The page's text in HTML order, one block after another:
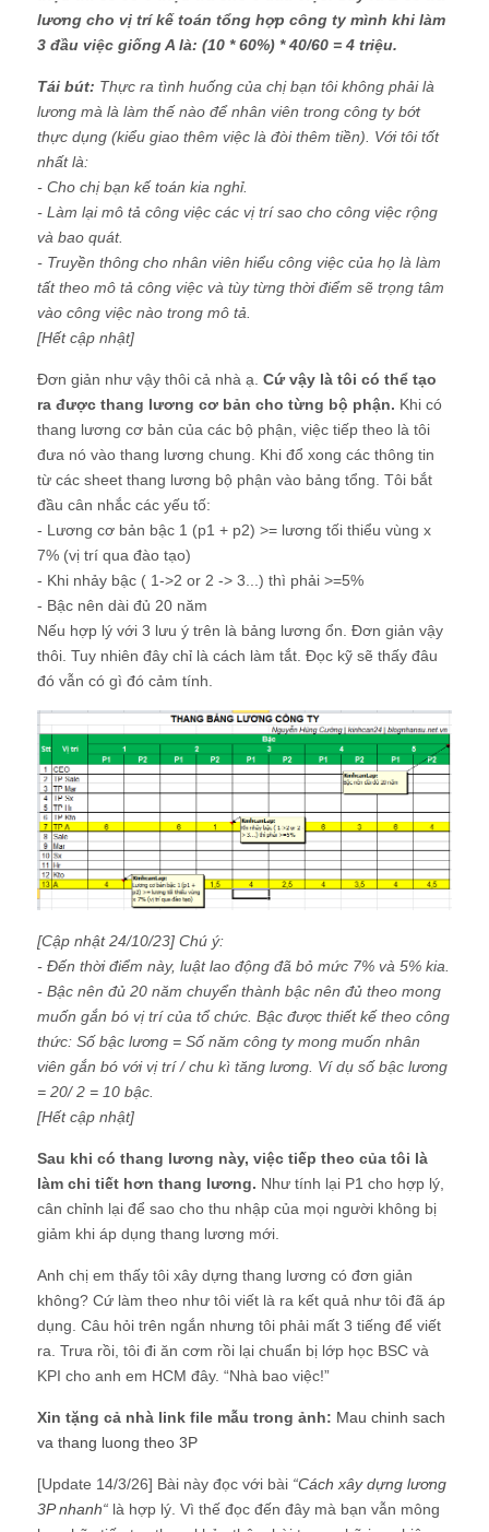
lương cho vị trí kế toán tổng hợp công ty mình khi làm
3 đầu việc giống A là: (10 * 60%) * 40/60 = 4 triệu.
Tái bút: Thực ra tình huống của chị bạn tôi không phải là
lương mà là làm thế nào để nhân viên trong công ty bớt
thực dụng (kiểu giao thêm việc là đòi thêm tiền). Với tôi tốt
nhất là:
- Cho chị bạn kế toán kia nghỉ.
- Làm lại mô tả công việc các vị trí sao cho công việc rộng
và bao quát.
- Truyền thông cho nhân viên hiểu công việc của họ là làm
tất theo mô tả công việc và tùy từng thời điểm sẽ trọng tâm
vào công việc nào trong mô tả.
[Hết cập nhật]
Đơn giản như vậy thôi cả nhà ạ. Cứ vậy là tôi có thể tạo
ra được thang lương cơ bản cho từng bộ phận. Khi có
thang lương cơ bản của các bộ phận, việc tiếp theo là tôi
đưa nó vào thang lương chung. Khi đổ xong các thông tin
từ các sheet thang lương bộ phận vào bảng tổng. Tôi bắt
đầu cân nhắc các yếu tố:
- Lương cơ bản bậc 1 (p1 + p2) >= lương tối thiểu vùng x
7% (vị trí qua đào tạo)
- Khi nhảy bậc ( 1->2 or 2 -> 3...) thì phải >=5%
- Bậc nên dài đủ 20 năm
Nếu hợp lý với 3 lưu ý trên là bảng lương ổn. Đơn giản vậy
thôi. Tuy nhiên đây chỉ là cách làm tắt. Đọc kỹ sẽ thấy đâu
đó vẫn có gì đó cảm tính.
[Cập nhật 24/10/23] Chú ý:
- Đến thời điểm này, luật lao động đã bỏ mức 7% và 5% kia.
- Bậc nên đủ 20 năm chuyển thành bậc nên đủ theo mong
muốn gắn bó vị trí của tổ chức. Bậc được thiết kế theo công
thức: Số bậc lương = Số năm công ty mong muốn nhân
viên gắn bó với vị trí / chu kì tăng lương. Ví dụ số bậc lương
= 20/ 2 = 10 bậc.
[Hết cập nhật]
Sau khi có thang lương này, việc tiếp theo của tôi là
làm chi tiết hơn thang lương. Như tính lại P1 cho hợp lý,
cân chỉnh lại để sao cho thu nhập của mọi người không bị
giảm khi áp dụng thang lương mới.
Anh chị em thấy tôi xây dựng thang lương có đơn giản
không? Cứ làm theo như tôi viết là ra kết quả như tôi đã áp
dụng. Câu hỏi trên ngắn nhưng tôi phải mất 3 tiếng để viết
ra. Trưa rồi, tôi đi ăn cơm rồi lại chuẩn bị lớp học BSC và
KPI cho anh em HCM đây. “Nhà bao việc!”
Xin tặng cả nhà link file mẫu trong ảnh: Mau chinh sach
va thang luong theo 3P
[Update 14/3/26] Bài này đọc với bài “Cách xây dựng lương
3P nhanh“ là hợp lý. Vì thế đọc đến đây mà bạn vẫn mông